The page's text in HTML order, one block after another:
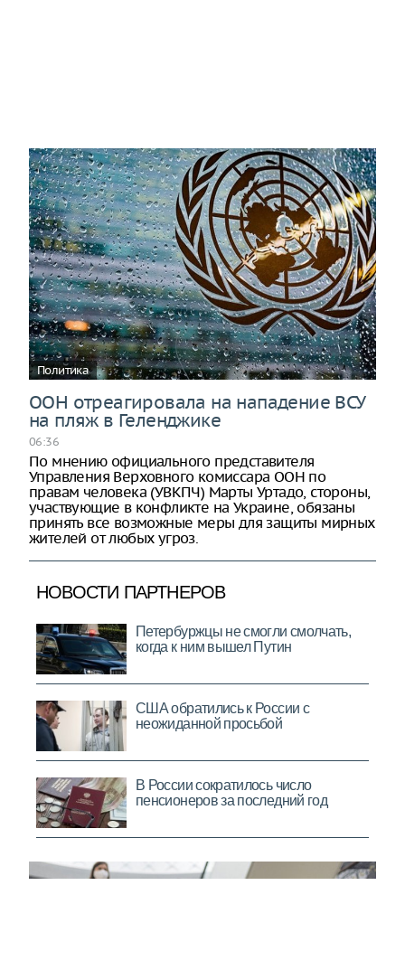
Политика
ООН отреагировала на нападение ВСУ
на пляж в Геленджике
06:36
По мнению официального представителя
Управления Верховного комиссара ООН по
правам человека (УВКПЧ) Марты Уртадо, стороны,
участвующие в конфликте на Украине, обязаны
принять все возможные меры для защиты мирных
жителей от любых угроз.